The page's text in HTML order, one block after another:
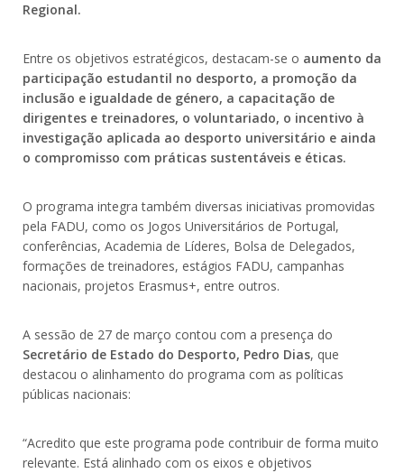
Regional.
Entre os objetivos estratégicos, destacam-se o aumento da
participação estudantil no desporto, a promoção da
inclusão e igualdade de género, a capacitação de
dirigentes e treinadores, o voluntariado, o incentivo à
investigação aplicada ao desporto universitário e ainda
o compromisso com práticas sustentáveis e éticas.
O programa integra também diversas iniciativas promovidas
pela FADU, como os Jogos Universitários de Portugal,
conferências, Academia de Líderes, Bolsa de Delegados,
formações de treinadores, estágios FADU, campanhas
nacionais, projetos Erasmus+, entre outros.
A sessão de 27 de março contou com a presença do
Secretário de Estado do Desporto, Pedro Dias, que
destacou o alinhamento do programa com as políticas
públicas nacionais:
“Acredito que este programa pode contribuir de forma muito
relevante. Está alinhado com os eixos e objetivos